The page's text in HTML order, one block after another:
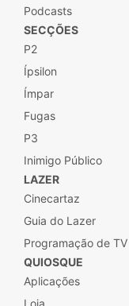
Podcasts
SECÇÕES
P2
Ípsilon
Ímpar
Fugas
P3
Inimigo Público
LAZER
Cinecartaz
Guia do Lazer
Programação de TV
QUIOSQUE
Aplicações
Loja